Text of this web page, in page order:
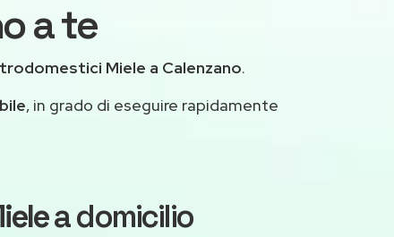
a te
Miele a Calenzano.
, in grado di eseguire rapidamente
a domicilio